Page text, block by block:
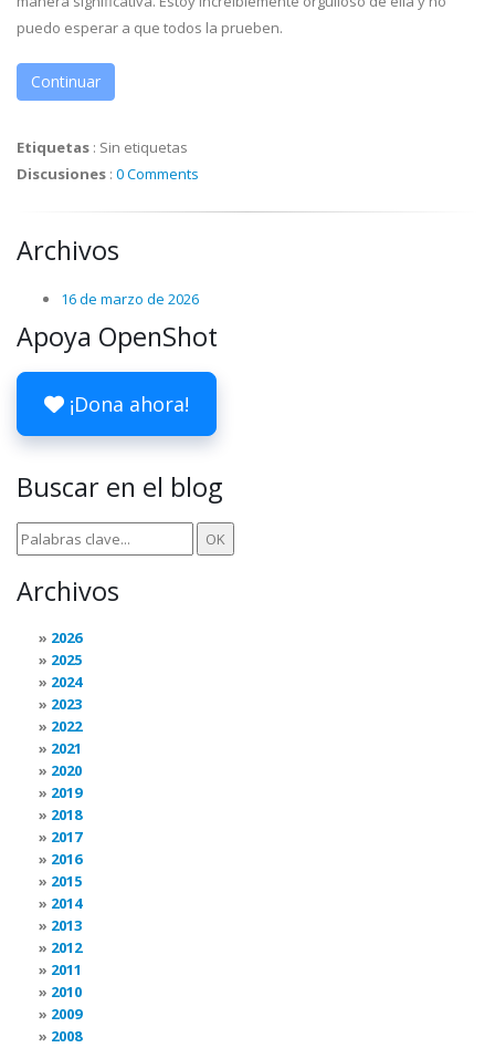
puedo esperar a que todos la prueben.
Continuar
Etiquetas : Sin etiquetas
Discusiones : 0 Comments
Archivos
16 de marzo de 2026
Apoya OpenShot
¡Dona ahora!
Buscar en el blog
Archivos
2026
2025
2024
2023
2022
2021
2020
2019
2018
2017
2016
2015
2014
2013
2012
2011
2010
2009
2008